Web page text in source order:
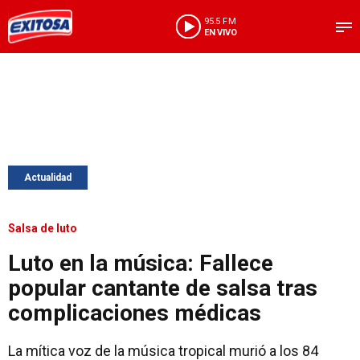
95.5 FM
EN VIVO
Actualidad
Salsa de luto
Luto en la música: Fallece
popular cantante de salsa tras
complicaciones médicas
La mítica voz de la música tropical murió a los 84